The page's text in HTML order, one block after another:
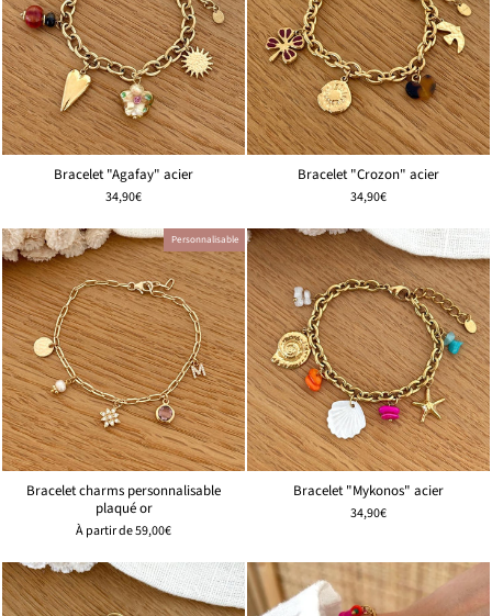
Bracelet "Agafay" acier
34,90€
Bracelet "Crozon" acier
34,90€
Personnalisable
Bracelet charms personnalisable
plaqué or
À partir de59,00€
Bracelet "Mykonos" acier
34,90€